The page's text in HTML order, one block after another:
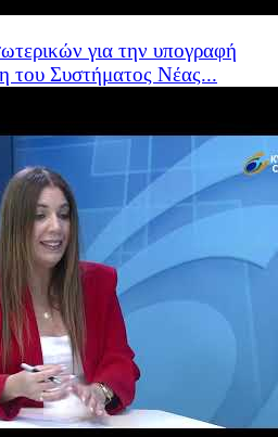
για την υπογραφή
του Συστήματος Νέας...